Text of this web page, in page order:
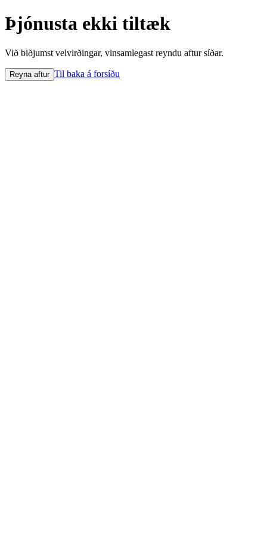
Þjónusta ekki tiltæk
Við biðjumst velvirðingar, vinsamlegast reyndu aftur síðar.
Reyna aftur Til baka á forsíðu